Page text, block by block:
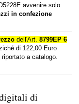
avvenire solo
in confezione
dell'Art. 8799EP 6
di 122,00 Euro
a catalogo.
di